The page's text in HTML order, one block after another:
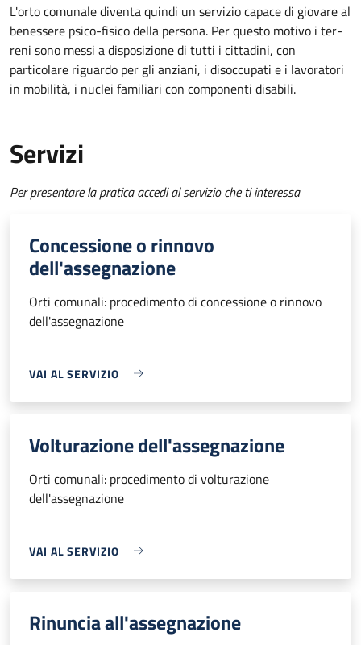
L'orto comunale diventa quindi un servizio capace di giovare al
benessere psico-fisico della persona. Per questo motivo i ter­
reni sono messi a disposizione di tutti i cittadini, con
particolare riguardo per gli anziani, i disoccupati e i lavoratori
in mobilità, i nuclei familiari con componenti disabili.
Servizi
Per presentare la pratica accedi al servizio che ti interessa
Concessione o rinnovo
dell'assegnazione
Orti comunali: procedimento di concessione o rinnovo
dell'assegnazione
VAI AL SERVIZIO
Volturazione dell'assegnazione
Orti comunali: procedimento di volturazione
dell'assegnazione
VAI AL SERVIZIO
Rinuncia all'assegnazione